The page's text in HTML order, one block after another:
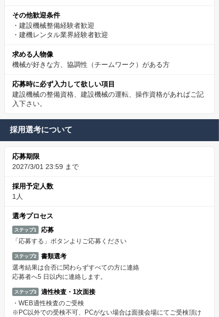
その他歓迎条件
・建設機械整備経験者歓迎
・建機レンタル業界経験者歓迎
求める人物像
機械が好きな方、協調性（チームワーク）がある方
応募時に必ず入力して欲しい項目
建設機械の整備資格、建設機械の運転、操作資格があればご記
入下さい。
採用選考について
応募期限
2027/3/01 23:59 まで
採用予定人数
1人
選考プロセス
ステップ1
応募
「応募する」ボタンよりご応募ください
ステップ2
書類選考
選考結果は合否に関わらずすべての方に連絡
応募者へ5 日以内に連絡します。
ステップ3
適性検査・1次面接
・WEB適性検査のご受検
※PC以外での受検不可、PCがない場合は面接会場にてご受検頂け